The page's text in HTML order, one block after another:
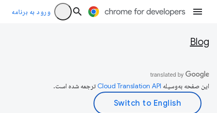
ورود به برنامه
Blog
این صفحه به‌وسیله ترجمه شده است.